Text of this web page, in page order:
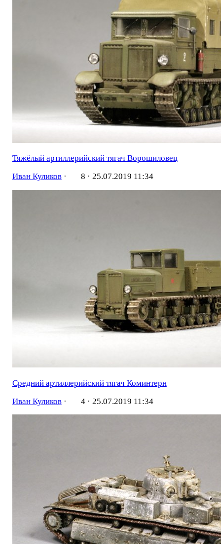
Тяжёлый артиллерийский тягач Ворошиловец
Иван Куликов· 8 · 25.07.2019 11:34
Средний артиллерийский тягач Коминтерн
Иван Куликов· 4 · 25.07.2019 11:34